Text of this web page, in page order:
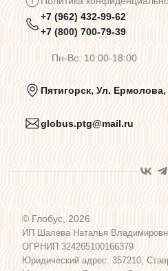
Предупреждения о
Политика
Пользовательское соглашение
Программа лояльности
+7 (962) 432-99-62
+7 (800) 700-79-39
Пн-Вс: 10:00-18:00
Пятигорск, Ул.
globus.ptg@mail.ru
© Глобус, 2026
ИП Шалева Наталья
ОГРНИП 324265100166379
Юридический адрес: 357210,